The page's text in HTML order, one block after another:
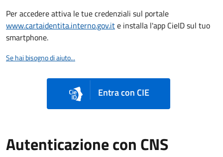
Per accedere attiva le tue credenziali sul portale
www.cartaidentita.interno.gov.ite installa l'app CieID sul tuo
smartphone.
Se hai bisogno di aiuto...
Entra con CIE
Autenticazione con CNS